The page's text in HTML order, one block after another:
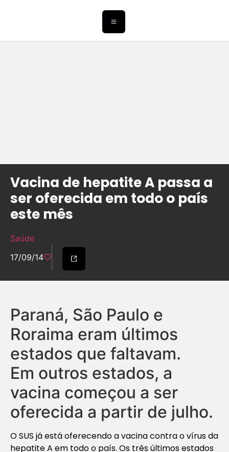
Vacina de hepatite A passa a
ser oferecida em todo o país
este mês
Saúde
17/09/14
Paraná, São Paulo e
Roraima eram últimos
estados que faltavam.
Em outros estados, a
vacina começou a ser
oferecida a partir de julho.
O SUS já está oferecendo a vacina contra o vírus da
hepatite A em todo o país. Os três últimos estados